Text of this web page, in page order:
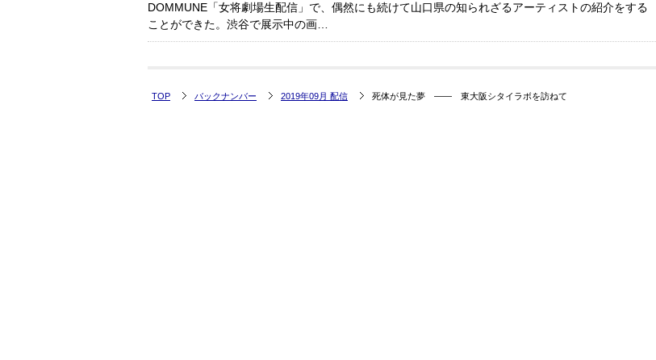
DOMMUNE「女将劇場生配信」で、偶然にも続けて山口県の知られざるアーティストの紹介をする
ことができた。渋谷で展示中の画…
TOP バックナンバー 2019年09月 配信 死体が見た夢 ―― 東大阪シタイラボを訪ねて